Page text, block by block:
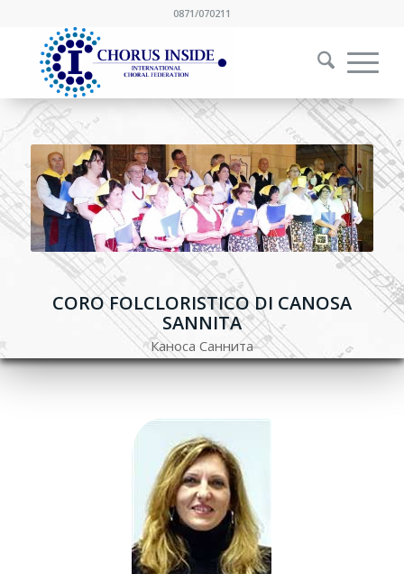
0871/070211
CORO FOLCLORISTICO DI CANOSA
SANNITA
Каноса Саннита